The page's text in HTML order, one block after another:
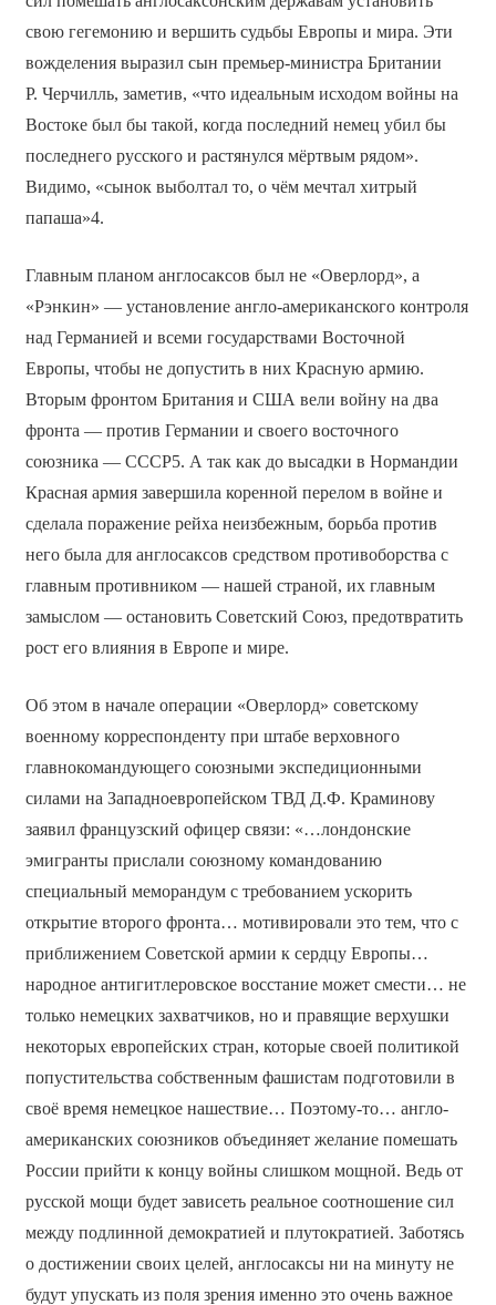
свою гегемонию и вершить судьбы Европы и мира. Эти
вожделения выразил сын премьер-министра Британии
Р. Черчилль, заметив, «что идеальным исходом войны на
Востоке был бы такой, когда последний немец убил бы
последнего русского и растянулся мёртвым рядом».
Видимо, «сынок выболтал то, о чём мечтал хитрый
папаша»4.
Главным планом англосаксов был не «Оверлорд», а
«Рэнкин» — установление англо-американского контроля
над Германией и всеми государствами Восточной
Европы, чтобы не допустить в них Красную армию.
Вторым фронтом Британия и США вели войну на два
фронта — против Германии и своего восточного
союзника — СССР5. А так как до высадки в Нормандии
Красная армия завершила коренной перелом в войне и
сделала поражение рейха неизбежным, борьба против
него была для англосаксов средством противоборства с
главным противником — нашей страной, их главным
замыслом — остановить Советский Союз, предотвратить
рост его влияния в Европе и мире.
Об этом в начале операции «Оверлорд» советскому
военному корреспонденту при штабе верховного
главнокомандующего союзными экспедиционными
силами на Западноевропейском ТВД Д.Ф. Краминову
заявил французский офицер связи: «…лондонские
эмигранты прислали союзному командованию
специальный меморандум с требованием ускорить
открытие второго фронта… мотивировали это тем, что с
приближением Советской армии к сердцу Европы…
народное антигитлеровское восстание может смести… не
только немецких захватчиков, но и правящие верхушки
некоторых европейских стран, которые своей политикой
попустительства собственным фашистам подготовили в
своё время немецкое нашествие… Поэтому-то… англо-
американских союзников объединяет желание помешать
России прийти к концу войны слишком мощной. Ведь от
русской мощи будет зависеть реальное соотношение сил
между подлинной демократией и плутократией. Заботясь
о достижении своих целей, англосаксы ни на минуту не
будут упускать из поля зрения именно это очень важное